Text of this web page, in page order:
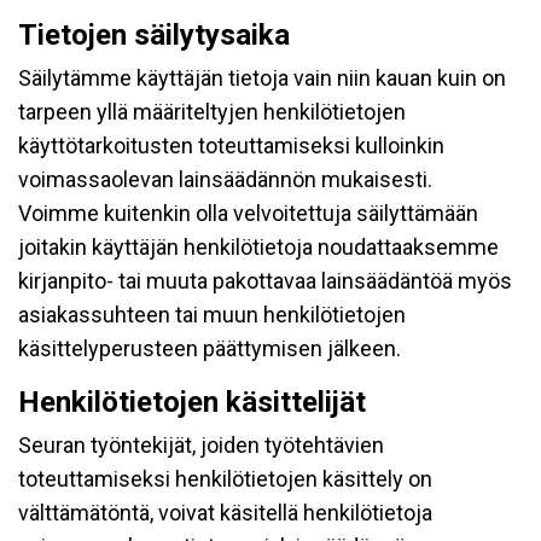
Tietojen säilytysaika
Säilytämme käyttäjän tietoja vain niin kauan kuin on
tarpeen yllä määriteltyjen henkilötietojen
käyttötarkoitusten toteuttamiseksi kulloinkin
voimassaolevan lainsäädännön mukaisesti.
Voimme kuitenkin olla velvoitettuja säilyttämään
joitakin käyttäjän henkilötietoja noudattaaksemme
kirjanpito- tai muuta pakottavaa lainsäädäntöä myös
asiakassuhteen tai muun henkilötietojen
käsittelyperusteen päättymisen jälkeen.
Henkilötietojen käsittelijät
Seuran työntekijät, joiden työtehtävien
toteuttamiseksi henkilötietojen käsittely on
välttämätöntä, voivat käsitellä henkilötietoja